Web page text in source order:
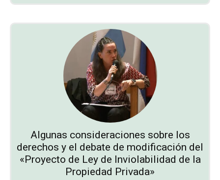
Algunas consideraciones sobre los
derechos y el debate de modificación del
«Proyecto de Ley de Inviolabilidad de la
Propiedad Privada»